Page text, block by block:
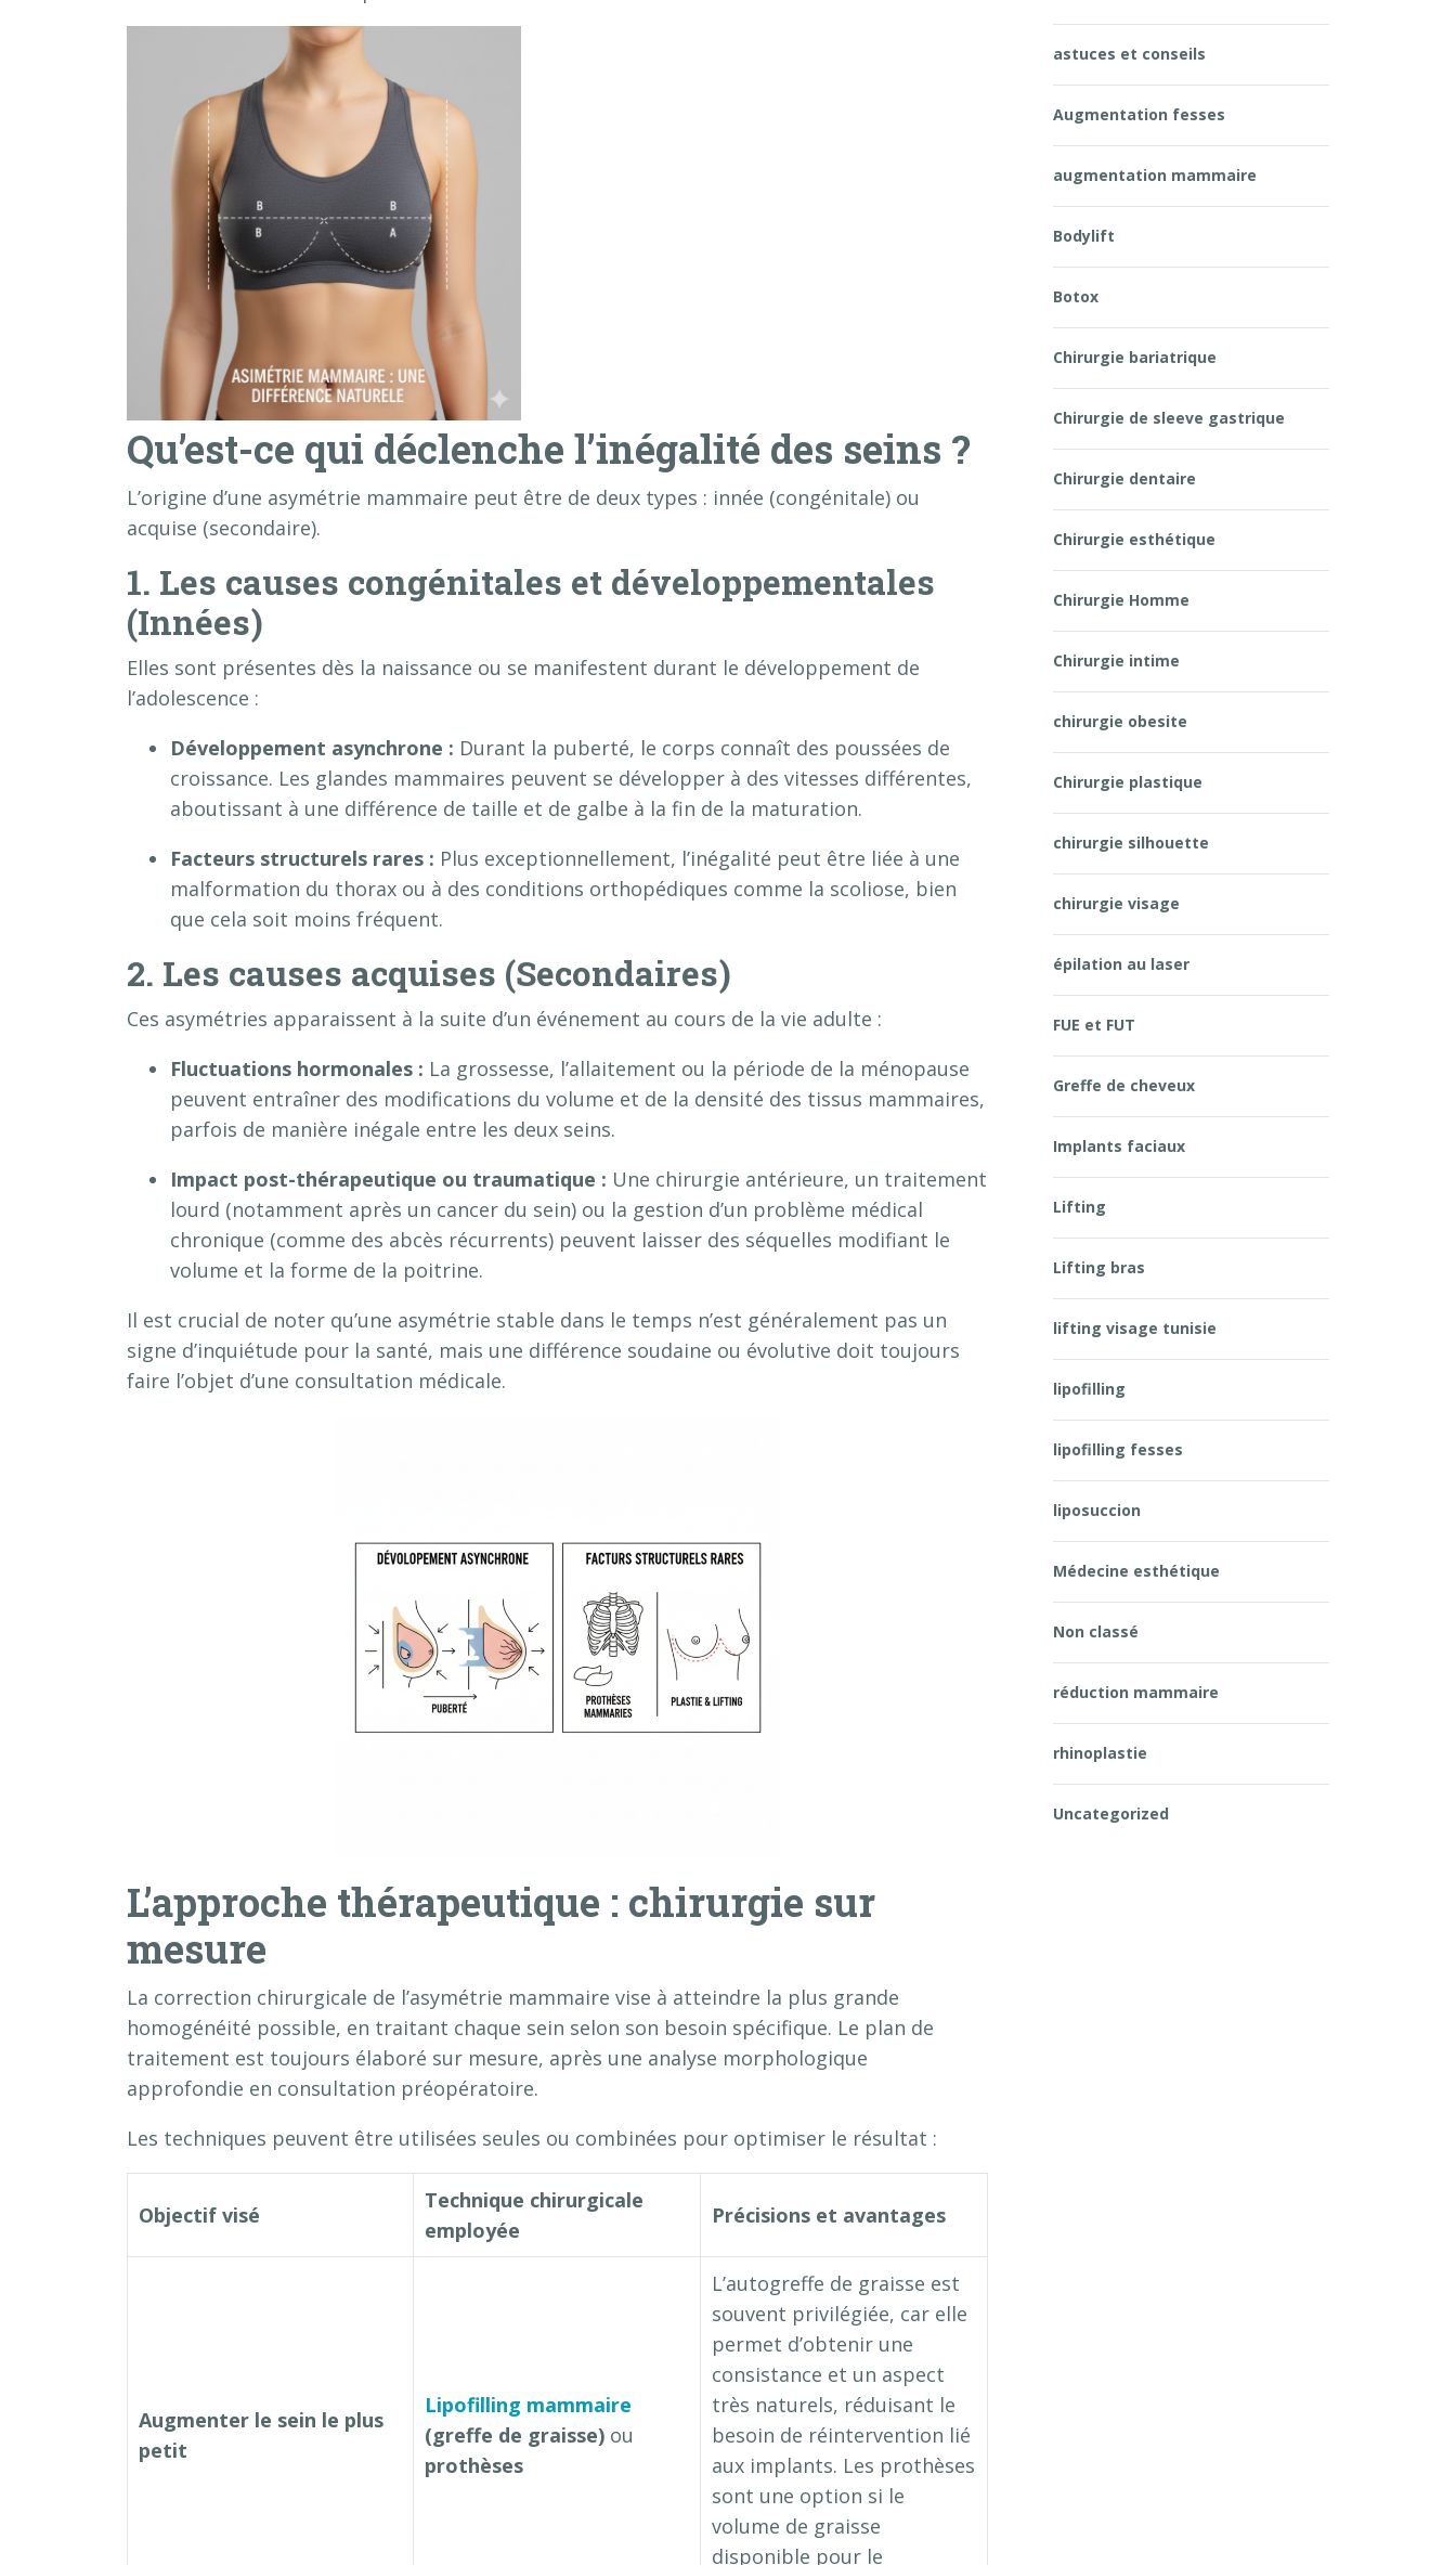
Qu’est-ce qui déclenche l’inégalité des seins ?
L’origine d’une asymétrie mammaire peut être de deux types : innée (congénitale) ou
acquise (secondaire).
1. Les causes congénitales et développementales
(Innées)
Elles sont présentes dès la naissance ou se manifestent durant le développement de
l’adolescence :
Développement asynchrone : Durant la puberté, le corps connaît des poussées de
croissance. Les glandes mammaires peuvent se développer à des vitesses différentes,
aboutissant à une différence de taille et de galbe à la fin de la maturation.
Facteurs structurels rares : Plus exceptionnellement, l’inégalité peut être liée à une
malformation du thorax ou à des conditions orthopédiques comme la scoliose, bien
que cela soit moins fréquent.
2. Les causes acquises (Secondaires)
Ces asymétries apparaissent à la suite d’un événement au cours de la vie adulte :
Fluctuations hormonales : La grossesse, l’allaitement ou la période de la ménopause
peuvent entraîner des modifications du volume et de la densité des tissus mammaires,
parfois de manière inégale entre les deux seins.
Impact post-thérapeutique ou traumatique : Une chirurgie antérieure, un traitement
lourd (notamment après un cancer du sein) ou la gestion d’un problème médical
chronique (comme des abcès récurrents) peuvent laisser des séquelles modifiant le
volume et la forme de la poitrine.
Il est crucial de noter qu’une asymétrie stable dans le temps n’est généralement pas un
signe d’inquiétude pour la santé, mais une différence soudaine ou évolutive doit toujours
faire l’objet d’une consultation médicale.
L’approche thérapeutique : chirurgie sur
mesure
La correction chirurgicale de l’asymétrie mammaire vise à atteindre la plus grande
homogénéité possible, en traitant chaque sein selon son besoin spécifique. Le plan de
traitement est toujours élaboré sur mesure, après une analyse morphologique
approfondie en consultation préopératoire.
Les techniques peuvent être utilisées seules ou combinées pour optimiser le résultat :
Objectif visé
Technique chirurgicale
employée
Précisions et avantages
Augmenter le sein le plus
petit
Lipofilling mammaire
(greffe de graisse) ou
prothèses
L’autogreffe de graisse est
souvent privilégiée, car elle
permet d’obtenir une
consistance et un aspect
très naturels, réduisant le
besoin de réintervention lié
aux implants. Les prothèses
sont une option si le
volume de graisse
disponible pour le
astuces et conseils
Augmentation fesses
augmentation mammaire
Bodylift
Botox
Chirurgie bariatrique
Chirurgie de sleeve gastrique
Chirurgie dentaire
Chirurgie esthétique
Chirurgie Homme
Chirurgie intime
chirurgie obesite
Chirurgie plastique
chirurgie silhouette
chirurgie visage
épilation au laser
FUE et FUT
Greffe de cheveux
Implants faciaux
Lifting
Lifting bras
lifting visage tunisie
lipofilling
lipofilling fesses
liposuccion
Médecine esthétique
Non classé
réduction mammaire
rhinoplastie
Uncategorized